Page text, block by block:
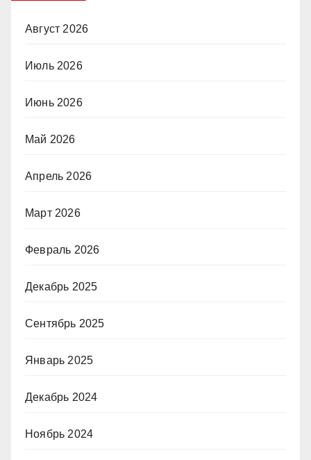
Август 2026
Июль 2026
Июнь 2026
Май 2026
Апрель 2026
Март 2026
Февраль 2026
Декабрь 2025
Сентябрь 2025
Январь 2025
Декабрь 2024
Ноябрь 2024